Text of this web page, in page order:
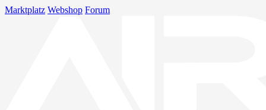
Marktplatz Webshop Forum